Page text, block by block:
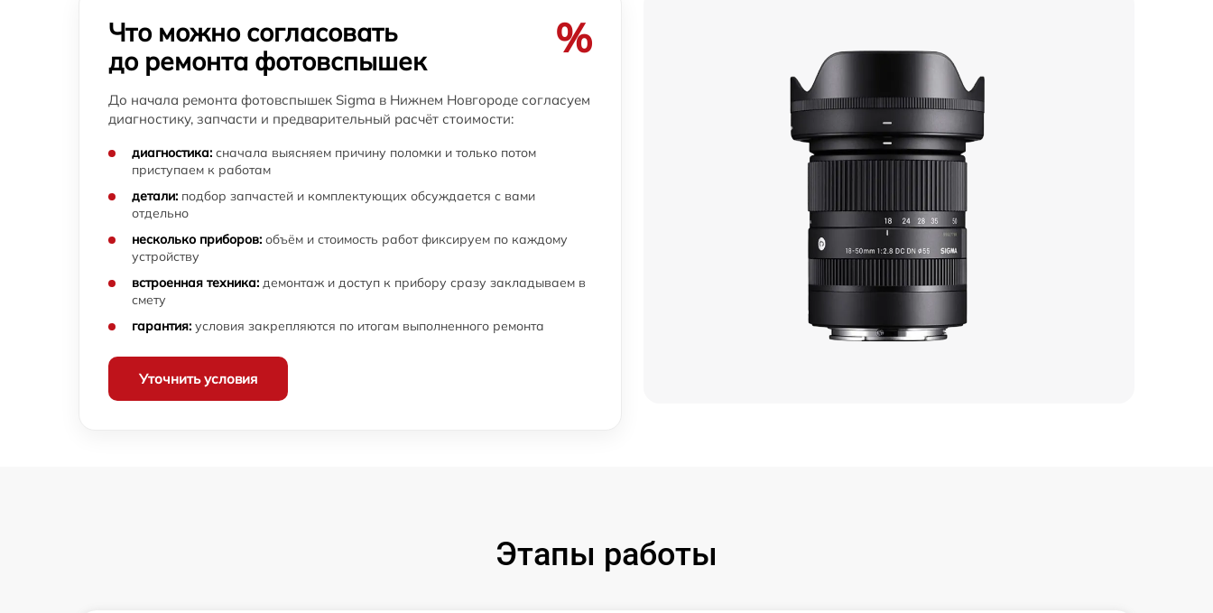
Что можно согласовать
до ремонта фотовспышек
%
До начала ремонта фотовспышек Sigma в Нижнем Новгороде согласуем
диагностику, запчасти и предварительный расчёт стоимости:
диагностика: сначала выясняем причину поломки и только потом
приступаем к работам
детали: подбор запчастей и комплектующих обсуждается с вами
отдельно
несколько приборов: объём и стоимость работ фиксируем по каждому
устройству
встроенная техника: демонтаж и доступ к прибору сразу закладываем в
смету
гарантия: условия закрепляются по итогам выполненного ремонта
Уточнить условия
Этапы работы